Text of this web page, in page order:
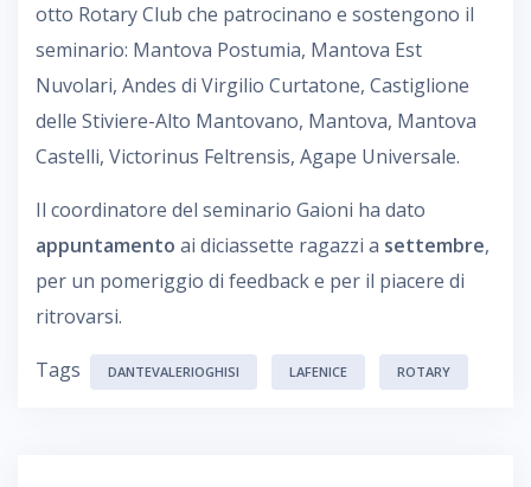
otto Rotary Club che patrocinano e sostengono il
seminario: Mantova Postumia, Mantova Est
Nuvolari, Andes di Virgilio Curtatone, Castiglione
delle Stiviere-Alto Mantovano, Mantova, Mantova
Castelli, Victorinus Feltrensis, Agape Universale.
Il coordinatore del seminario Gaioni ha dato
appuntamento ai diciassette ragazzi a settembre,
per un pomeriggio di feedback e per il piacere di
ritrovarsi.
Tags DANTEVALERIOGHISI LAFENICE ROTARY